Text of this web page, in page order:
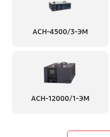
АСН-4500/3-ЭМ
АСН-12000/1-ЭМ